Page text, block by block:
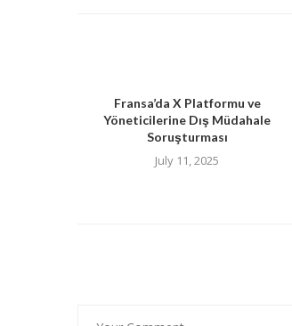
Fransa’da X Platformu ve
Yöneticilerine Dış Müdahale
Soruşturması
July 11, 2025